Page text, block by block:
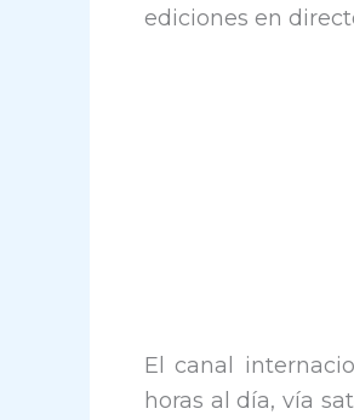
ediciones en
El canal
horas al día, vía